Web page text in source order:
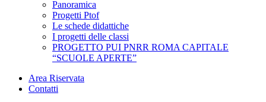
Panoramica
Progetti Ptof
Le schede didattiche
I progetti delle classi
PROGETTO PUI PNRR ROMA CAPITALE
“SCUOLE APERTE”
Area Riservata
Contatti